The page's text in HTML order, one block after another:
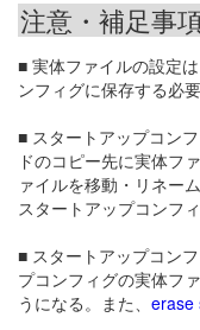
注意・補足事
■ 実体ファイルの設定
ンフィグに保存する必要
■ スタートアップコン
ドのコピー先に実体フ
ァイルを移動・リネー
スタートアップコンフ
■ スタートアップコン
プコンフィグの実体フ
うになる。また、 erase